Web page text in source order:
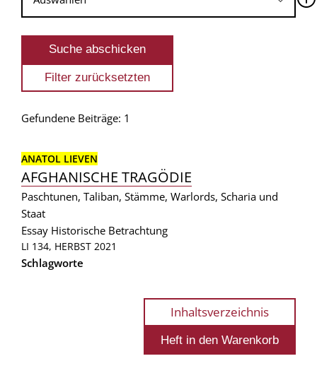
Gefundene Beiträge: 1
ANATOL LIEVEN
AFGHANISCHE TRAGÖDIE
Paschtunen, Taliban, Stämme, Warlords, Scharia und
Staat
Essay Historische Betrachtung
LI 134, HERBST 2021
Schlagworte
Inhaltsverzeichnis